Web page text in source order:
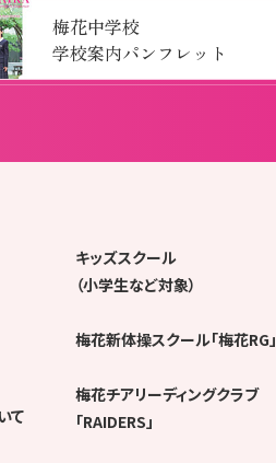
梅花中学校
学校案内パンフレット
て
キッズスクール
（小学生など対象）
梅花新体操スクール「梅花RG」
梅花チアリーディングクラブ
「RAIDERS」